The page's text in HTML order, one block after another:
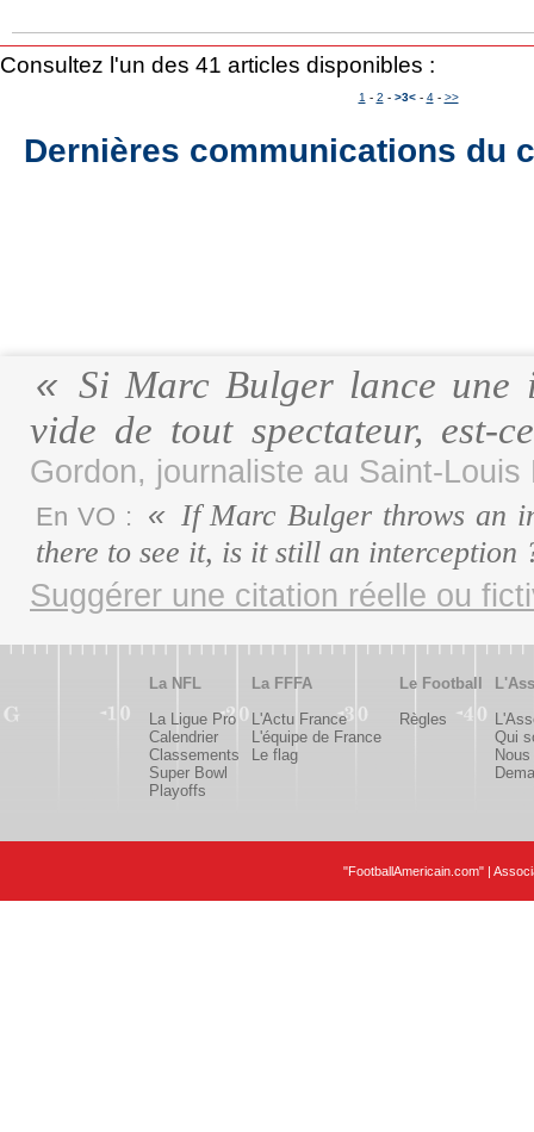
Consultez l'un des 41 articles disponibles :
1 - 2 - >3<- 4- >>
Dernières communications du
Si Marc Bulger lance une
vide de tout spectateur, est-
Gordon, journaliste au Saint-
En VO :
If Marc Bulger throws an
there to see it, is it still an interception
Suggérer une citation réelle ou
La NFL
La Ligue Pro
Calendrier
Classements
Super Bowl
Playoffs
La FFFA
L'Actu France
L'équipe de France
Le flag
Le Football
Règles
Qui
"FootballAmericain.com" |